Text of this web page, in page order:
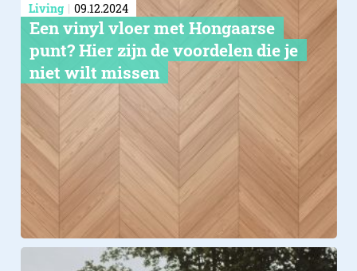
Living 09.12.2024
Een vinyl vloer met Hongaarse
punt? Hier zijn de voordelen die je
niet wilt missen